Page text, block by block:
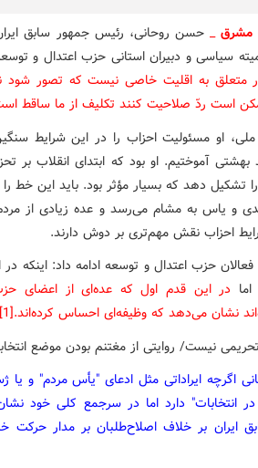
مشرق_حسن روحانی، رئیس جمهور سابق
سیاسی و دبیران استانی حزب اعتدال و
متعلق به اقلیت خاصی نیست که تصور شود
است ردّ صلاحیت کنند تکلیف از ما ساقط
او مسئولیت احزاب را در این شرایط
آموختیم. او بود که ابتدای انقلاب بر
ناامیدی و یاس به مشام می‌رسد و عده زیادی از
احزاب نقش مهم‌تری بر دوش دارند.
حزب اعتدال و توسعه ادامه داد: اینکه در
در این قدم اول که عده‌ای از اعضای
نشان می‌دهد که وظیفه‌ای احساس کرده‌اند.[1]
اگرچه ایراداتی مثل ادعای "یأس مردم" و
انتخابات" دارد اما در سرجمع کلی خود
ایران بر خلاف اصلاح‌طلبان بر مدار حرکت